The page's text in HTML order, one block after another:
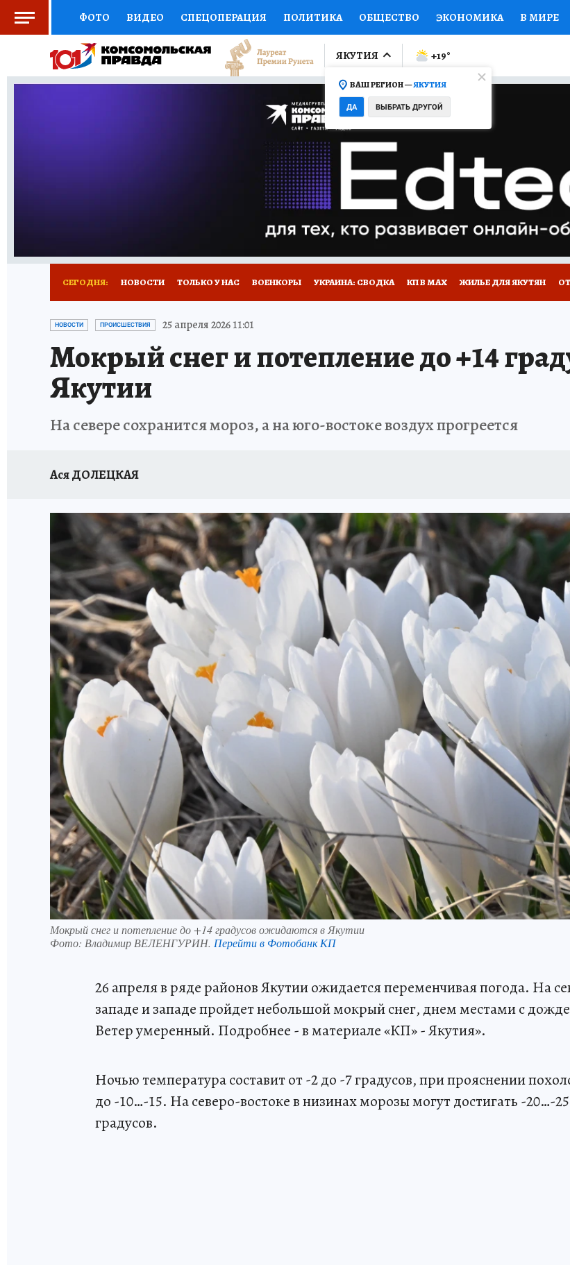
ФОТО ВИДЕО СПЕЦОПЕРАЦИЯ ПОЛИТИКА ОБЩЕСТВО ЭКОНОМИКА В МИРЕ
СОЦПОДДЕРЖКА НАУКА СПОРТ КОЛУМНИСТЫ ПРОИСШЕСТВИЯ
ВЫБОР ЭКСПЕРТОВ ДОКТОР ФИНАНСЫ ОТКРЫВАЕМ МИР Я ЗНАЮ СЕМЬЯ
ПРОГНОЗЫ НА СПОРТ ПРОМОКОДЫ СЕРИАЛЫ
ТЕЛЕВИЗОР КОЛЛЕКЦИИ КОНКУРСЫ
НОВОЕ НА САЙТЕ
ЯКУТИЯ
ВАШ РЕГИОН —ЯКУТИЯ
ДА ВЫБРАТЬ ДРУГОЙ
+19°
СЕГОДНЯ: НОВОСТИ ТОЛЬКО У НАС ВОЕНКОРЫ УКРАИНА: СВОДКА КП В МАХ ЖИЛЬЕ ДЛЯ ЯКУТЯН
ЗАПОВЕДНАЯ РОССИЯ ЛЕЧЕНИЕ НОВОСИБИРСК
НОВОСТИ ПРОИСШЕСТВИЯ 25 апреля 2026 11:01
Мокрый снег и потепление до +14
Якутии
На севере сохранится мороз, а на юго-востоке воздух прогреется
Ася ДОЛЕЦКАЯ
Мокрый снег и потепление до +14 градусов ожидаются в Якутии
Фото: Владимир ВЕЛЕНГУРИН. Перейти в Фотобанк КП
26 апреля в ряде районов Якутии ожидается переменчивая погода. На
западе и западе пройдет небольшой мокрый снег, днем местами с
Ветер умеренный. Подробнее - в материале «КП» - Якутия».
Ночью температура составит от -2 до -7 градусов, при прояснении
до -10…-15. На северо-востоке в низинах морозы могут достигать -20…-25
градусов.